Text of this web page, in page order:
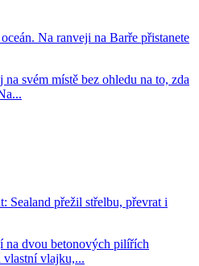
Na ranveji na Barře přistanete
svém místě bez ohledu na to, zda
Sealand přežil střelbu, převrat i
na dvou betonových pilířích
vlastní vlajku,...